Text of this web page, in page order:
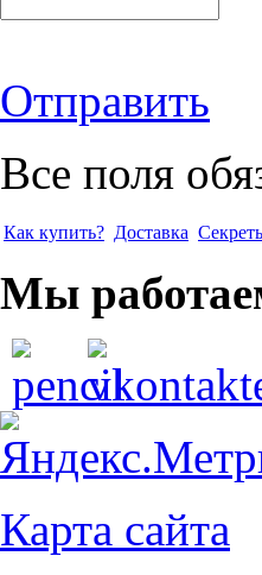
Отправить
Все поля
Как купить? Доставка
Мы
Карта сайта